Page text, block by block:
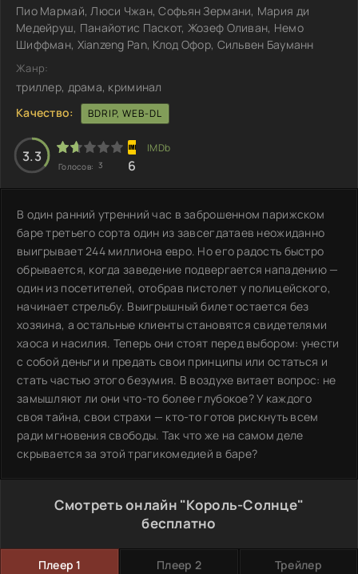
Пио Мармай, Люси Чжан, Софьян Зермани, Мария ди
Медейруш, Панайотис Паскот, Жозеф Оливан, Немо
Шиффман, Xianzeng Pan, Клод Офор, Сильвен Бауманн
Жанр:
триллер, драма, криминал
Качество:
BDRIP, WEB-DL
3.3
Голосов: 3 6
В один ранний утренний час в заброшенном парижском
баре третьего сорта один из завсегдатаев неожиданно
выигрывает 244 миллиона евро. Но его радость быстро
обрывается, когда заведение подвергается нападению —
один из посетителей, отобрав пистолет у полицейского,
начинает стрельбу. Выигрышный билет остается без
хозяина, а остальные клиенты становятся свидетелями
хаоса и насилия. Теперь они стоят перед выбором: унести
с собой деньги и предать свои принципы или остаться и
стать частью этого безумия. В воздухе витает вопрос: не
замышляют ли они что-то более глубокое? У каждого
своя тайна, свои страхи — кто-то готов рискнуть всем
ради мгновения свободы. Так что же на самом деле
скрывается за этой трагикомедией в баре?
Смотреть онлайн "Король-Солнце"
бесплатно
Плеер 1 Плеер 2 Трейлер